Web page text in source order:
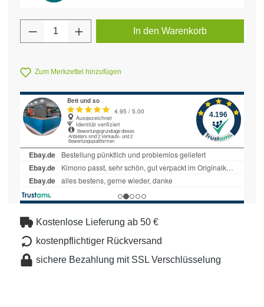
Produkt Anzahl: Gib den gewünschten
In den Warenkorb
Zum Merkzettel hinzufügen
Kostenlose Lieferung ab 50 €
kostenpflichtiger Rückversand
sichere Bezahlung mit SSL Verschlüsselung